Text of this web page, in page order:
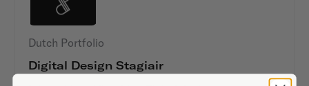
Dutch Portfolio
Digital Design Stagiair